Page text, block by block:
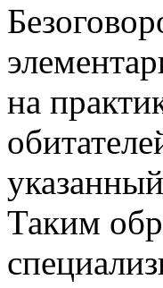
на
Таким